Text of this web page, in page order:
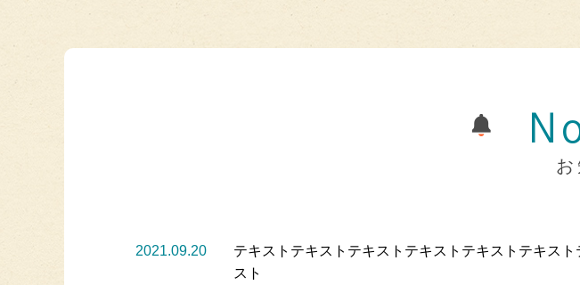
2021.09.20
テキストテキストテキストテキストテキストテキス
スト